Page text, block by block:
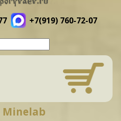
+7(919) 760-72-07